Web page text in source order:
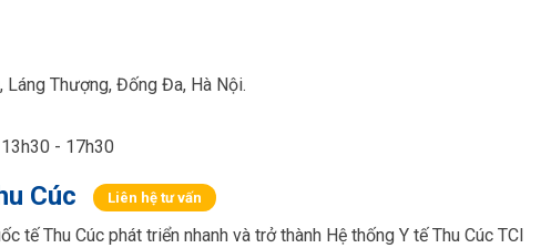
Láng Thượng, Đống Đa, Hà Nội.
- 17h30
Cúc Liên hệ tư vấn
tế Thu Cúc phát triển nhanh và trở thành Hệ thống Y tế Thu Cúc TCI